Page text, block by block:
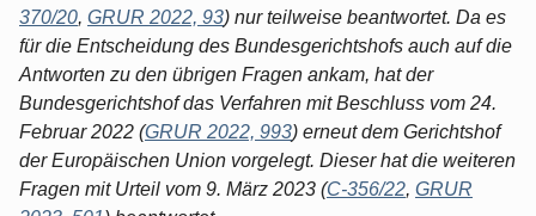
370/20, GRUR 2022, 93) nur teilweise beantwortet. Da es
für die Entscheidung des Bundesgerichtshofs auch auf die
Antworten zu den übrigen Fragen ankam, hat der
Bundesgerichtshof das Verfahren mit Beschluss vom 24.
Februar 2022 (GRUR 2022, 993) erneut dem Gerichtshof
der Europäischen Union vorgelegt. Dieser hat die weiteren
Fragen mit Urteil vom 9. März 2023 (C-356/22, GRUR